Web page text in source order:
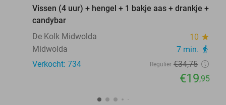
Vissen (4 uur) + hengel + 1 bakje aas + drankje +
candybar
De Kolk Midwolda
10 star
Midwolda 7 min. directions_walk
Verkocht: 734 Regulier €34,75
€19,95